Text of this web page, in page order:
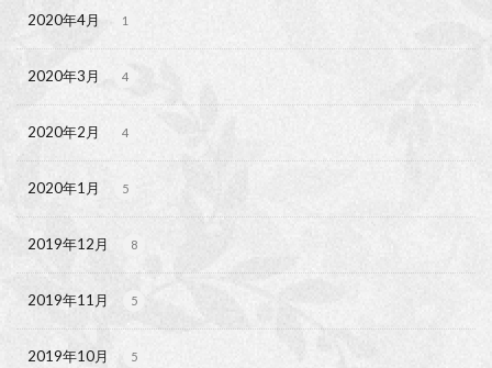
2020年4月 1
2020年3月 4
2020年2月 4
2020年1月 5
2019年12月 8
2019年11月 5
2019年10月 5